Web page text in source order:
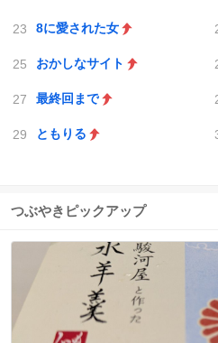
8に愛された女
おかしなサイト
最終回まで
ともりる
つぶやきピックアップ